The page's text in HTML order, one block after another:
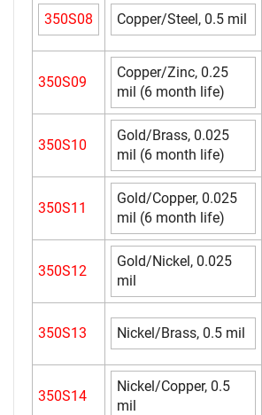
350S08 Copper/Steel, 0.5 mil
350S09
Copper/Zinc, 0.25
mil (6 month life)
350S10
Gold/Brass, 0.025
mil (6 month life)
350S11
Gold/Copper, 0.025
mil (6 month life)
350S12
Gold/Nickel, 0.025
mil
350S13 Nickel/Brass, 0.5 mil
350S14
Nickel/Copper, 0.5
mil